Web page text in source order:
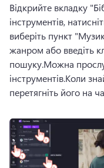
Відкрийте вкладку
інструментів,
виберіть пункт
жанром або введіть
пошуку.Можна
інструментів.Коли
перетягніть його на